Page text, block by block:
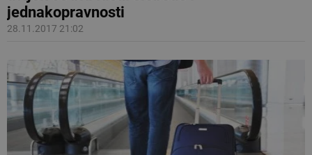
jednakopravnosti
28.11.2017 21:02